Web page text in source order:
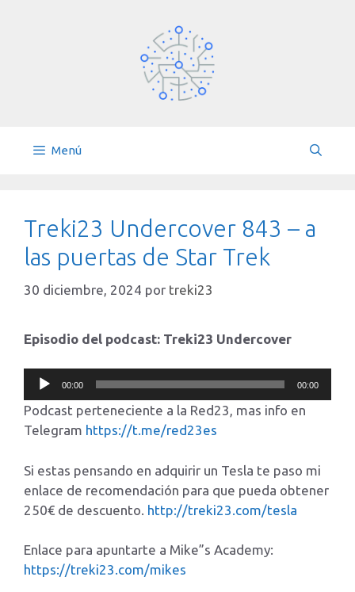
Menú
Treki23 Undercover 843 – a
las puertas de Star Trek
30 diciembre, 2024 por treki23
Episodio del podcast: Treki23 Undercover
Reproductor
de
audio
00:00 00:00
Podcast perteneciente a la Red23, mas info en
Telegram https://t.me/red23es
Si estas pensando en adquirir un Tesla te paso mi
enlace de recomendación para que pueda obtener
250€ de descuento. http://treki23.com/tesla
Enlace para apuntarte a Mike”s Academy:
https://treki23.com/mikes